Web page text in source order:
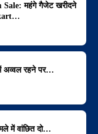
महंगे गैजेट खरीदने
अव्वल रहने पर…
में वांछित दो…